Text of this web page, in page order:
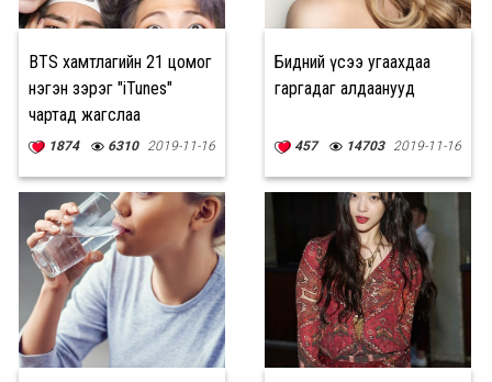
BTS хамтлагийн 21 цомог
нэгэн зэрэг "iTunes"
чартад жагслаа
1874 6310 2019-11-16
Бидний үсээ угаахдаа
гаргадаг алдаанууд
457 14703 2019-11-16